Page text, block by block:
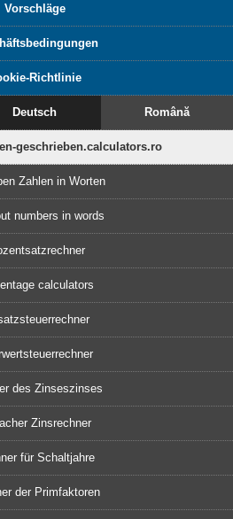
Vorschläge
Richtlinie
Deutsch Română
geschrieben.calculators.ro
Zahlen in Worten
numbers in words
calculators
des Zinseszinses
Zinsrechner
für Schaltjahre
der Primfaktoren